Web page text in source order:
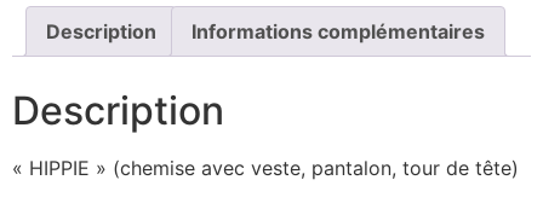
Description Informations complémentaires
Description
« HIPPIE » (chemise avec veste, pantalon, tour de tête)